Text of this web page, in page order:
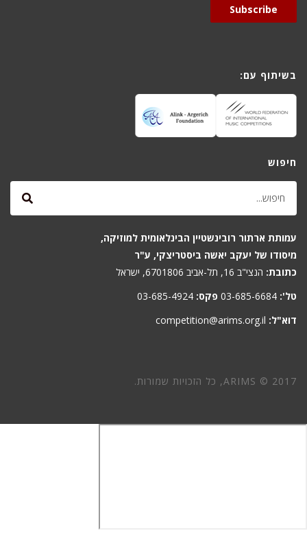
Subscribe
בשיתוף עם:
חיפוש
עמותת ארתור רובינשטיין הבינלאומית למוזיקה,
מיסודו של יעקב יאשה ביסטריצקי, ע"ר
כתובת: הנצי"ב 16, תל-אביב 6701806, ישראל
טל': 03-685-6684 פקס: 03-685-4924
דוא"ל: competition@arims.org.il
ARIMS © 2017, כל הזכויות שמורות.